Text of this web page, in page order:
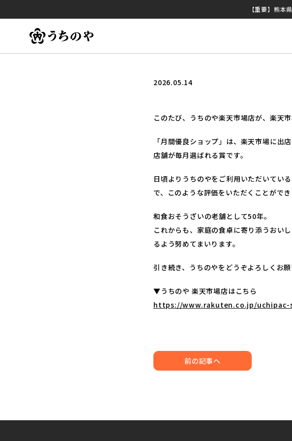
【重要】熊本
2026.05.14
このたび、うちのや楽天市場店が、楽天
「月間優良ショップ」は、楽天市場に出
店舗が毎月選ばれる賞です。
日頃よりうちのやをご利用いただいてい
で、このような評価をいただくことがで
和食おそうざいの老舗として50年。
これからも、家庭の食卓に寄り添うおい
るよう努めてまいります。
引き続き、うちのやをどうぞよろしくお願
▼うちのや 楽天市場店はこちら
https://www.rakuten.co.jp/uchipac-
前の記事へ